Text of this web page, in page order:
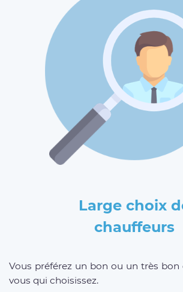
Large choix
chauffeurs
Vous préférez un bon ou un très bon
vous qui choisissez.